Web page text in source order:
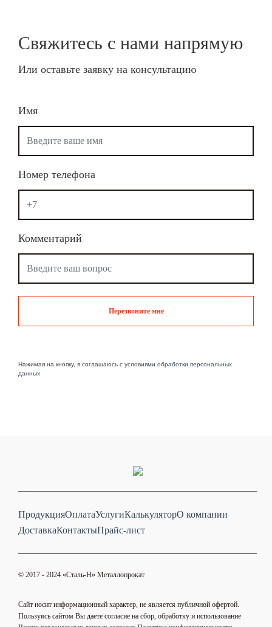
Свяжитесь с нами напрямую
Или оставьте заявку на консультацию
Имя
Номер телефона
Комментарий
Перезвоните мне
Нажимая на кнопку, я соглашаюсь с условиями обработки персональных
данных
ПродукцияОплатаУслугиКалькуляторО компании
ДоставкаКонтактыПрайс-лист
© 2017 - 2024 «Cталь-Н» Металлопрокат
Сайт носит информационный характер, не является публичной офертой.
Пользуясь сайтом Вы даете согласие на сбор, обработку и использование